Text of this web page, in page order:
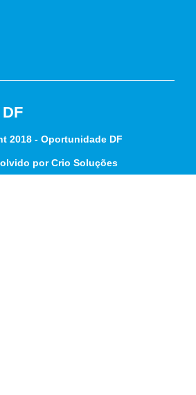
2018 - Oportunidade DF
por Crio Soluções